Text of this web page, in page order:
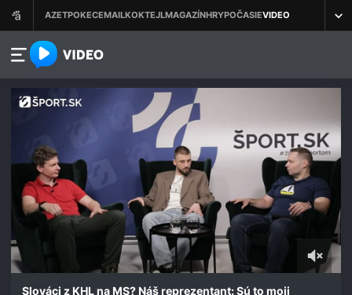
azet.video.sk
seconds
Slováci z KHL na MS? Náš reprezentant: Sú to moji